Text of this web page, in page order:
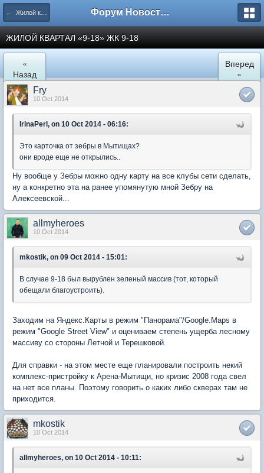
← Жилой квартал "9-18" в Мытищах Форум Новостройки
ЖИЛОЙ КВАРТАЛ «9-18» ЖК 9-18
«
Назад
Вперед
»
Fry
10 Oct 2014
IrinaPerl, on 10 Oct 2014 - 06:16:
Это карточка от зебры в Мытищах?
они вроде еще не открылись..
Ну вообще у Зебры можно одну карту на все клубы сети сделать,
ну а конкретно эта на ранее упомянутую мной Зебру на
Алексеевской...
allmyheroes
10 Oct 2014
mkostik, on 09 Oct 2014 - 15:01:
В случае 9-18 был вырублен зеленый массив (тот, который
обещали благоустроить).
Заходим на Яндекс.Карты в режим "Панорама"/Google.Maps в
режим "Google Street View" и оцениваем степень ущерба лесному
массиву со стороны Летной и Терешковой.
Для справки - на этом месте еще планировали построить некий
комплекс-пристройку к Арена-Мытищи, но кризис 2008 года свел
на нет все планы. Поэтому говорить о каких либо скверах там не
приходится.
mkostik
10 Oct 2014
allmyheroes, on 10 Oct 2014 - 10:11: